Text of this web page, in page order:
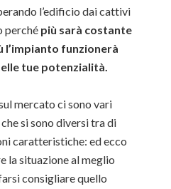
l’edificio dai cattivi
perché più sarà costante
l’impianto funzionerà
tue potenzialità.
mercato ci sono vari
si sono diversi tra di
caratteristiche: ed ecco
la situazione al meglio
consigliare quello